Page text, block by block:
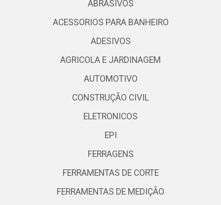
ABRASIVOS
ACESSORIOS PARA BANHEIRO
ADESIVOS
AGRICOLA E JARDINAGEM
AUTOMOTIVO
CONSTRUÇÃO CIVIL
ELETRONICOS
EPI
FERRAGENS
FERRAMENTAS DE CORTE
FERRAMENTAS DE MEDIÇÃO